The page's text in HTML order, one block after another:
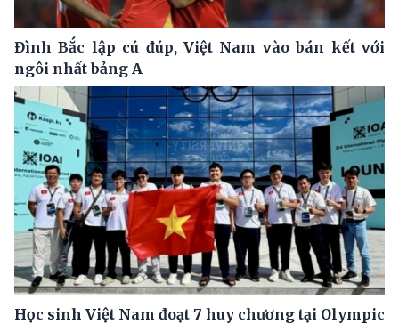
Đình Bắc lập cú đúp, Việt Nam vào bán kết với
ngôi nhất bảng A
Học sinh Việt Nam đoạt 7 huy chương tại Olympic